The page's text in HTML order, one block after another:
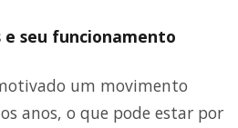
e seu funcionamento
um movimento
anos, o que pode estar por